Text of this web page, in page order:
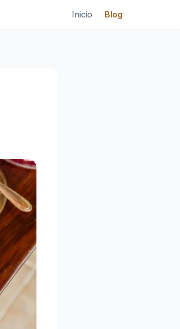
Inicio Blog